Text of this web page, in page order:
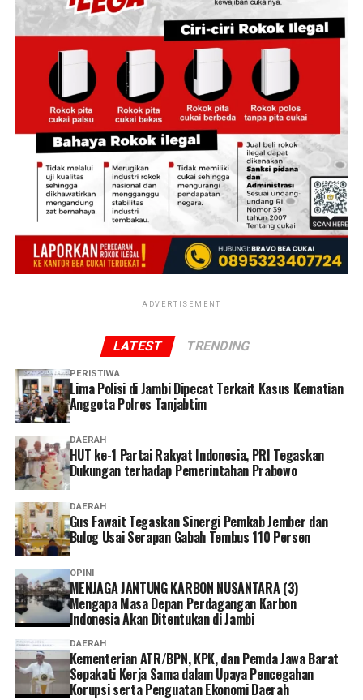
investasi. Ke depan, direksi BUMN akan dilibatkan dalam
pengambilan keputusan investasi dana pensiun.
“Ini kita melibatkan Direktur Keuangan dan Direktur HC
yang ada di masing-masing BUMN untuk ke depannya
dalam penentuan apakah OK, nggak OK terhadap
investasi. Ini yang kita lagi godok,” tuturnya.
Menurutnya, yang selama ini mengelola uang pensiunan
pegawai BUMN bukanlah ahli investasi.
“Kita tahu juga, maaf gitu ya, dapen (dana pensiun) ini
kan itu banyak diisi sama pensiunan yang memang
bukan ahli juga dalam investasi. Dulu itu, dulu kita tahu
ADVERTISEMENT
LATEST TRENDING
PERISTIWA
Lima Polisi di Jambi Dipecat Terkait Kasus Kematian
Anggota Polres Tanjabtim
DAERAH
HUT ke-1 Partai Rakyat Indonesia, PRI Tegaskan
Dukungan terhadap Pemerintahan Prabowo
DAERAH
Gus Fawait Tegaskan Sinergi Pemkab Jember dan
Bulog Usai Serapan Gabah Tembus 110 Persen
OPINI
MENJAGA JANTUNG KARBON NUSANTARA (3)
Mengapa Masa Depan Perdagangan Karbon
Indonesia Akan Ditentukan di Jambi
DAERAH
Kementerian ATR/BPN, KPK, dan Pemda Jawa Barat
Sepakati Kerja Sama dalam Upaya Pencegahan
Korupsi serta Penguatan Ekonomi Daerah